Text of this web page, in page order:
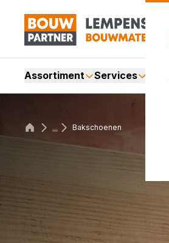
Assortiment Services
... Bakschoenen